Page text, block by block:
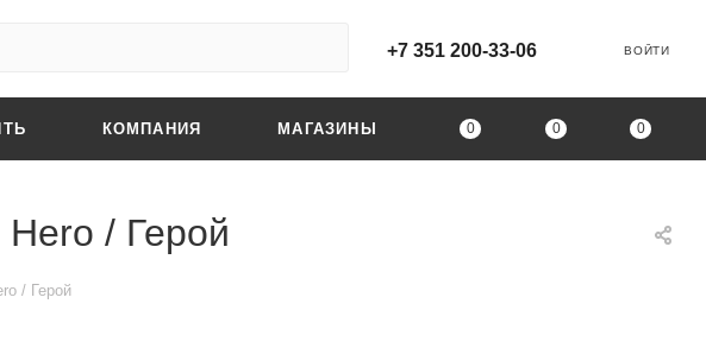
+7 351 200-33-06 ВОЙТИ
0 0 0
КОМПАНИЯ МАГАЗИНЫ
/ Герой
/ Герой